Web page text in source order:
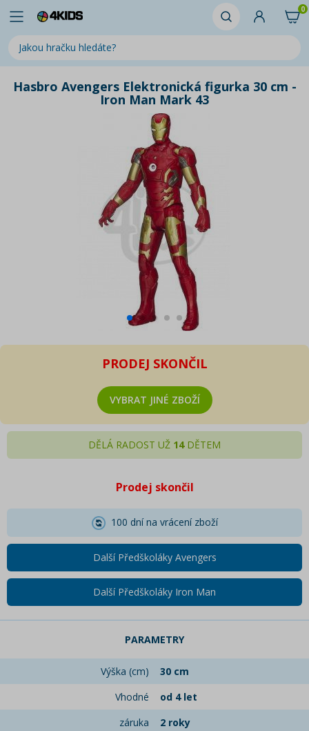
0
Hasbro Avengers Elektronická figurka 30 cm -
Iron Man Mark 43
PRODEJ SKONČIL
VYBRAT JINÉ ZBOŽÍ
DĚLÁ RADOST UŽ 14DĚTEM
Prodej skončil
100 dní na vrácení zboží
Další Předškoláky Avengers
Další Předškoláky Iron Man
PARAMETRY
Výška (cm)
30 cm
Vhodné
od 4 let
záruka
2 roky